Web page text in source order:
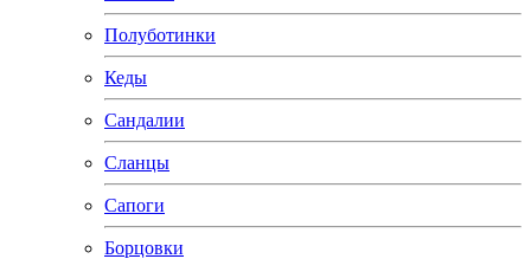
Полуботинки
Кеды
Сандалии
Сланцы
Сапоги
Борцовки